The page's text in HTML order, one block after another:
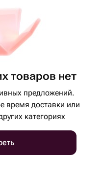
товаров нет
предложений.
время доставки или
категориях